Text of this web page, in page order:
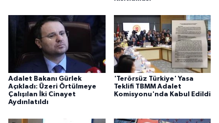
Adalet Bakanı Gürlek
Açıkladı: Üzeri Örtülmeye
Çalışılan İki Cinayet
Aydınlatıldı
'Terörsüz Türkiye' Yasa
Teklifi TBMM Adalet
Komisyonu'nda Kabul Edildi